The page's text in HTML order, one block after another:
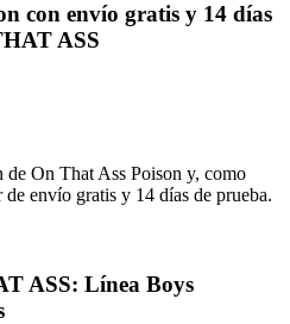
con envío gratis y 14 días
ASS
On That Ass Poison y, como
envío gratis y 14 días de prueba.
ASS: Línea Boys